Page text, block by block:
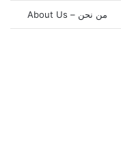
من نحن – About Us